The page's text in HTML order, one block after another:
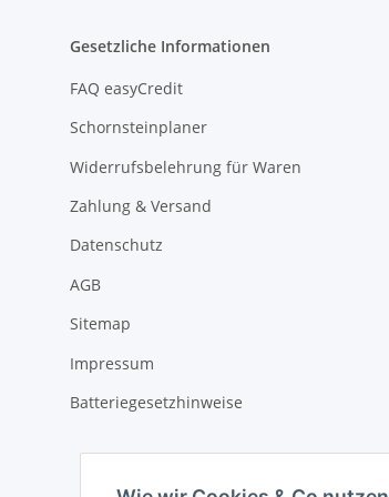
Gesetzliche Informationen
FAQ easyCredit
Schornsteinplaner
Widerrufsbelehrung für Waren
Zahlung & Versand
Datenschutz
AGB
Sitemap
Impressum
Batteriegesetzhinweise